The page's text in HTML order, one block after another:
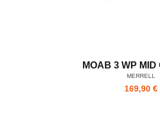
MOAB 3 WP MID
MERRELL
169,90 €